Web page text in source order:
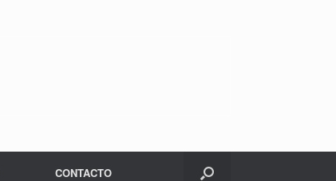
CONTACTO